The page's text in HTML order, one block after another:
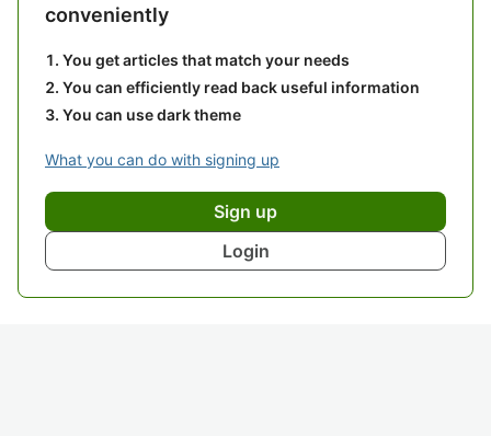
conveniently
You get articles that match your needs
You can efficiently read back useful information
You can use dark theme
What you can do with signing up
Sign up
Login